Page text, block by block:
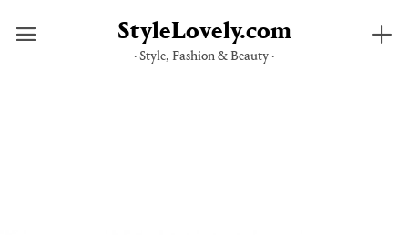
StyleLovely.com
· Style, Fashion & Beauty ·